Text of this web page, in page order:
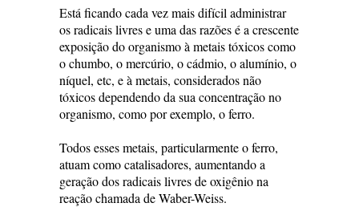
Está ficando cada vez mais difícil administrar
os radicais livres e uma das razões é a crescente
exposição do organismo à metais tóxicos como
o chumbo, o mercúrio, o cádmio, o alumínio, o
níquel, etc, e à metais, considerados não
tóxicos dependendo da sua concentração no
organismo, como por exemplo, o ferro.
Todos esses metais, particularmente o ferro,
atuam como catalisadores, aumentando a
geração dos radicais livres de oxigênio na
reação chamada de Waber-Weiss.